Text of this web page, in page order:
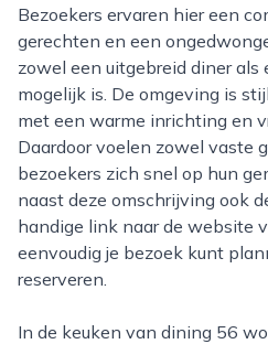
Bezoekers ervaren hier een
gerechten en een
zowel een uitgebreid diner
mogelijk is. De omgeving is
met een warme inrichting en
Daardoor voelen zowel vaste
bezoekers zich snel op hun
naast deze omschrijving ook
handige link naar de website
eenvoudig je bezoek kunt
reserveren.
In de keuken van dining 56 wordt gewerkt met